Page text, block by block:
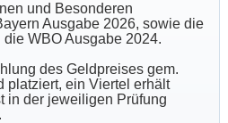
und Besonderen
Ausgabe 2026, sowie die
WBO Ausgabe 2024.
des Geldpreises gem.
platziert, ein Viertel erhält
in der jeweiligen Prüfung